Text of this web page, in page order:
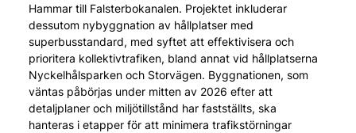
Hammar till Falsterbokanalen. Projektet inkluderar
dessutom nybyggnation av hållplatser med
superbusstandard, med syftet att effektivisera och
prioritera kollektivtrafiken, bland annat vid hållplatserna
Nyckelhålsparken och Storvägen. Byggnationen, som
väntas påbörjas under mitten av 2026 efter att
detaljplaner och miljötillstånd har fastställts, ska
hanteras i etapper för att minimera trafikstörningar